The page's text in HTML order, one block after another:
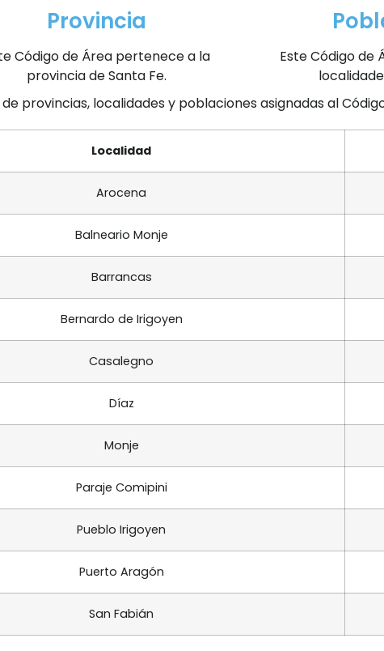
Provincia
Código de Área pertenece a la
provincia de Santa Fe.
Este Código de
provincias, localidades y poblaciones asignadas al
Localidad
Arocena
Balneario Monje
Barrancas
Bernardo de Irigoyen
Casalegno
Díaz
Monje
Paraje Comipini
Pueblo Irigoyen
Puerto Aragón
San Fabián